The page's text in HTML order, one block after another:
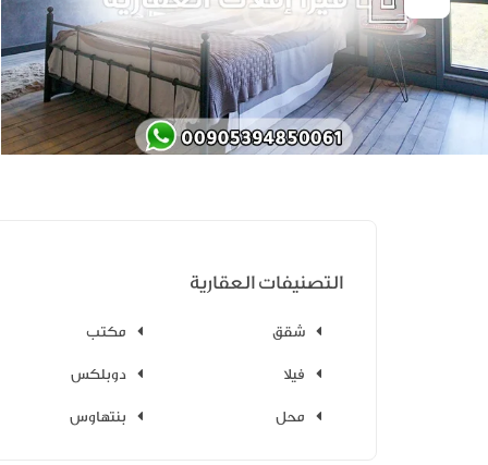
التصنيفات العقارية
شقق
فيلا
محل
مكتب
دوبلكس
بنتهاوس